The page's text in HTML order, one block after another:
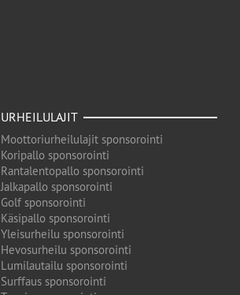
URHEILULAJIT
Moottoriurheilulajit sponsorointi
Koripallo sponsorointi
Rantalentopallo sponsorointi
Jalkapallo sponsorointi
Golf sponsorointi
Käsipallo sponsorointi
Yleisurheilu sponsorointi
Hevosurheilu sponsorointi
Lumilautailu sponsorointi
Surffaus sponsorointi